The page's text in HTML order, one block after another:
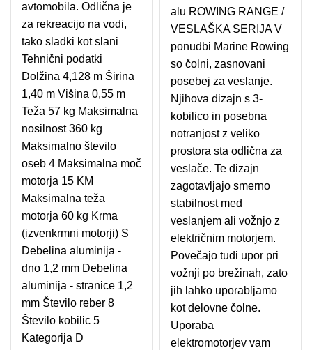
avtomobila. Odlična je
za rekreacijo na vodi,
tako sladki kot slani
Tehnični podatki
Dolžina 4,128 m Širina
1,40 m Višina 0,55 m
Teža 57 kg Maksimalna
nosilnost 360 kg
Maksimalno število
oseb 4 Maksimalna moč
motorja 15 KM
Maksimalna teža
motorja 60 kg Krma
(izvenkrmni motorji) S
Debelina aluminija -
dno 1,2 mm Debelina
aluminija - stranice 1,2
mm Število reber 8
Število kobilic 5
Kategorija D
alu ROWING RANGE /
VESLAŠKA SERIJA V
ponudbi Marine Rowing
so čolni, zasnovani
posebej za veslanje.
Njihova dizajn s 3-
kobilico in posebna
notranjost z veliko
prostora sta odlična za
veslače. Te dizajn
zagotavljajo smerno
stabilnost med
veslanjem ali vožnjo z
električnim motorjem.
Povečajo tudi upor pri
vožnji po brežinah, zato
jih lahko uporabljamo
kot delovne čolne.
Uporaba
elektromotorjev vam